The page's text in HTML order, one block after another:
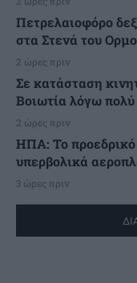
Πετρελαιοφόρο
στα Στενά του
2 ώρες πριν
Σε κατάσταση
Βοιωτία λόγω
2 ώρες πριν
ΗΠΑ: Το προεδρικό
υπερβολικά
3 ώρες πριν